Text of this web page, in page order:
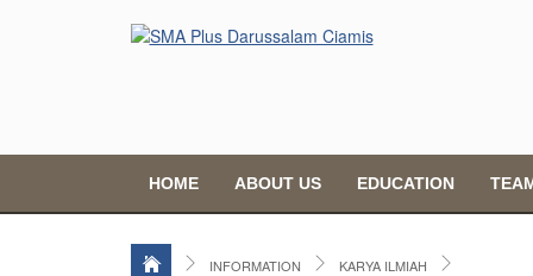
HOME ABOUT US EDUCATION
INFORMATION KARYA ILMIAH